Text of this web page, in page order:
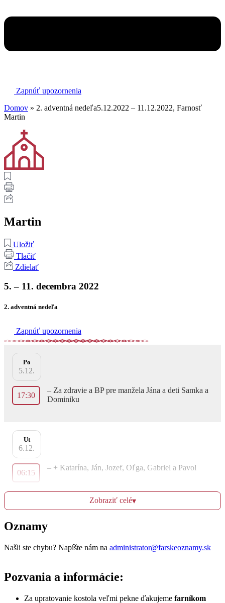
Zapnúť upozornenia
Domov » 2. adventná nedeľa5.12.2022 – 11.12.2022, Farnosť
Martin
Martin
Uložiť
Tlačiť
Zdielať
5. – 11. decembra 2022
2. adventná nedeľa
Zapnúť upozornenia
Po
5.12.
17:30
– Za zdravie a BP pre manžela Jána a deti Samka a
Dominiku
Ut
6.12.
06:15
– + Katarína, Ján, Jozef, Oľga, Gabriel a Pavol
– Za zdravie a Božiu pomoc pre syna Jána s
rodinou a dcéru Annu s rodinou
St
05:30
– Za zdravie a BP pre Emíliu, Jozefa, Vladimíra s
Zobraziť celé▾
Oznamy
Našli ste chybu? Napíšte nám na administrator@farskeoznamy.sk
Pozvania a informácie:
Za upratovanie kostola veľmi pekne ďakujeme farníkom